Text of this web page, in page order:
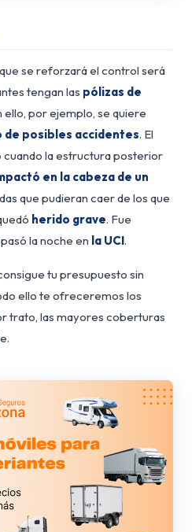
se reforzará el control será
tengan las pólizas de
ello, por ejemplo, se quiere
de posibles accidentes. El
cuando la estructura posterior
en la cabeza de un
que pudieran caer de los que
herido grave. Fue
la noche en la UCI.
tu presupuesto sin
ello te ofreceremos los
trato, las mayores coberturas